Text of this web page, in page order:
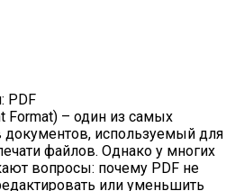
PDF
Format) – один из самых
используемый для
файлов. Однако у многих
вопросы: почему PDF не
или уменьшить